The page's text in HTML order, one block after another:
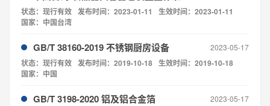
状态：现行有效 发布时间：2023-01-11
生效时间：2023-01-11
国家：中国台湾
GB/T 38160-2019 不锈钢厨房设备 2023-05-17
状态：现行有效 发布时间：2019-10-18 生效时间：2019-10-18
国家：中国
GB/T 3198-2020 铝及铝合金箔 2023-05-17